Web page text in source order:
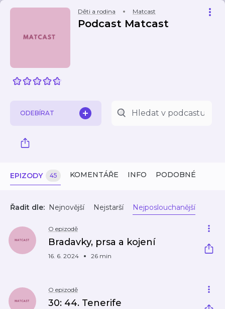
Děti a rodina Matcast
Podcast Matcast
ODEBÍRAT
EPIZODY 45 KOMENTÁŘE INFO PODOBNÉ
Řadit dle: Nejnovější Nejstarší Nejposlouchanější
O epizodě
Bradavky, prsa a kojení
16. 6. 2024 26 min
O epizodě
30: 44. Tenerife